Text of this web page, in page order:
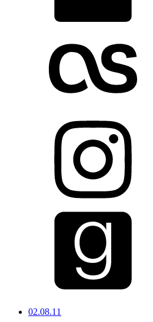
02.08.11